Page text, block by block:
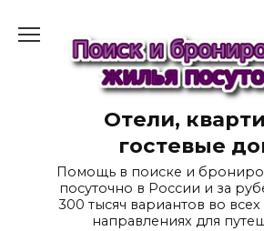
содержанию
Отели,
гостевые
Помощь в поиске и
посуточно в России и за
300 тысяч вариантов во
направлениях для